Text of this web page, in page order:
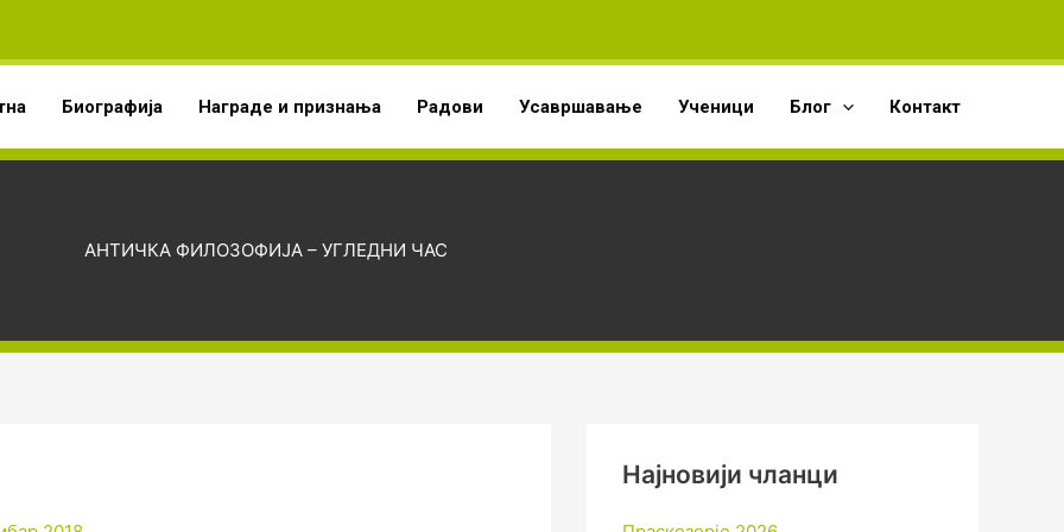
Биографија Награде и признања Радови Усавршавање Ученици Блог Контакт
АНТИЧКА ФИЛОЗОФИЈА – УГЛЕДНИ ЧАС
Најновији чланци
в